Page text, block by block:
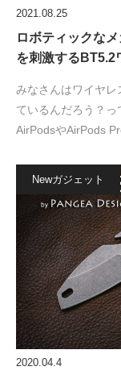
2021.08.25
ロボティックな
を刺激する
みなさんはワイヤ
ているんだろう？
AirPodsやAirPods
Newガジェット
2020.04.4